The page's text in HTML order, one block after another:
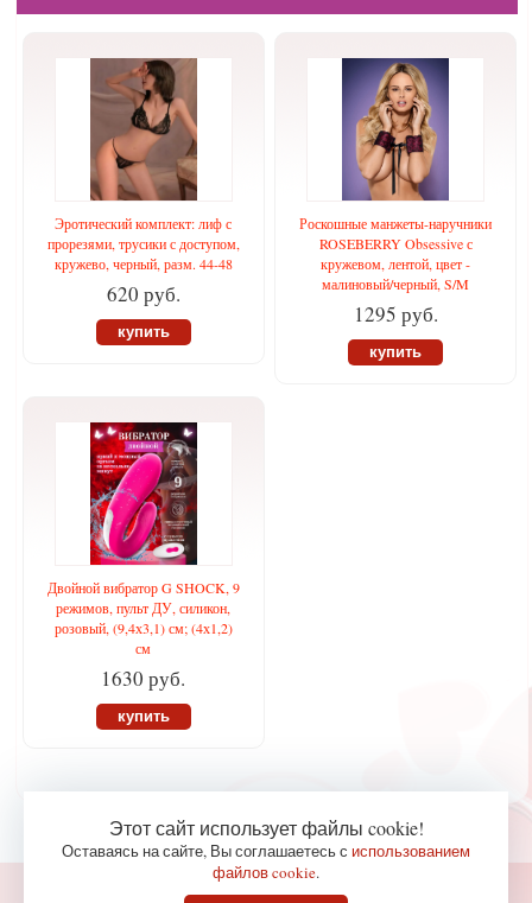
Эротический комплект: лиф с
прорезями, трусики с доступом,
кружево, черный, разм. 44-48
620 руб.
купить
Роскошные манжеты-наручники
ROSEBERRY Obsessive с
кружевом, лентой, цвет -
малиновый/черный, S/M
1295 руб.
купить
Двойной вибратор G SHOCK, 9
режимов, пульт ДУ, силикон,
розовый, (9,4х3,1) см; (4х1,2)
см
1630 руб.
купить
Этот сайт использует файлы cookie!
Оставаясь на сайте, Вы соглашаетесь с использованием
файлов cookie.